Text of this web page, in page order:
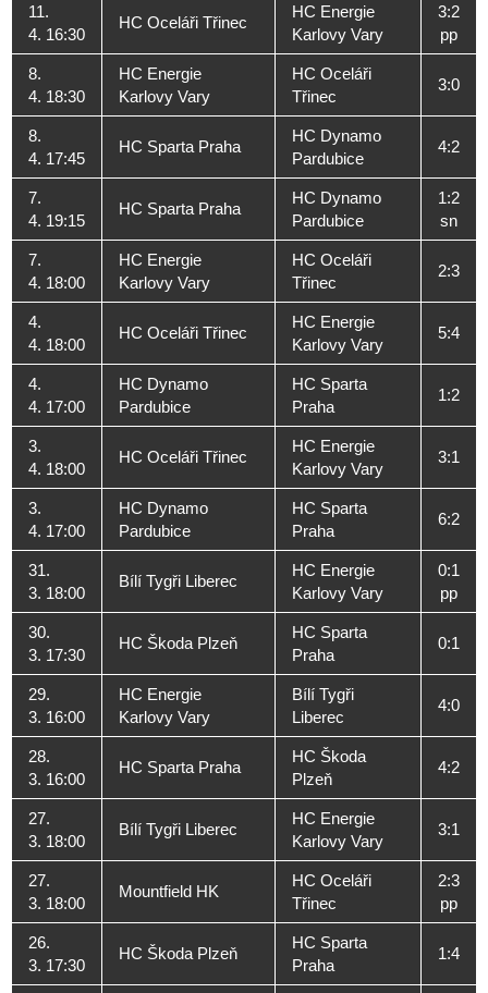
11.
4. 16:30
HC Oceláři Třinec
HC Energie
Karlovy Vary
3:2
pp
8.
4. 18:30
HC Energie
Karlovy Vary
HC Oceláři
Třinec
3:0
8.
4. 17:45
HC Sparta Praha
HC Dynamo
Pardubice
4:2
7.
4. 19:15
HC Sparta Praha
HC Dynamo
Pardubice
1:2
sn
7.
4. 18:00
HC Energie
Karlovy Vary
HC Oceláři
Třinec
2:3
4.
4. 18:00
HC Oceláři Třinec
HC Energie
Karlovy Vary
5:4
4.
4. 17:00
HC Dynamo
Pardubice
HC Sparta
Praha
1:2
3.
4. 18:00
HC Oceláři Třinec
HC Energie
Karlovy Vary
3:1
3.
4. 17:00
HC Dynamo
Pardubice
HC Sparta
Praha
6:2
31.
3. 18:00
Bílí Tygři Liberec
HC Energie
Karlovy Vary
0:1
pp
30.
3. 17:30
HC Škoda Plzeň
HC Sparta
Praha
0:1
29.
3. 16:00
HC Energie
Karlovy Vary
Bílí Tygři
Liberec
4:0
28.
3. 16:00
HC Sparta Praha
HC Škoda
Plzeň
4:2
27.
3. 18:00
Bílí Tygři Liberec
HC Energie
Karlovy Vary
3:1
27.
3. 18:00
Mountfield HK
HC Oceláři
Třinec
2:3
pp
26.
3. 17:30
HC Škoda Plzeň
HC Sparta
Praha
1:4